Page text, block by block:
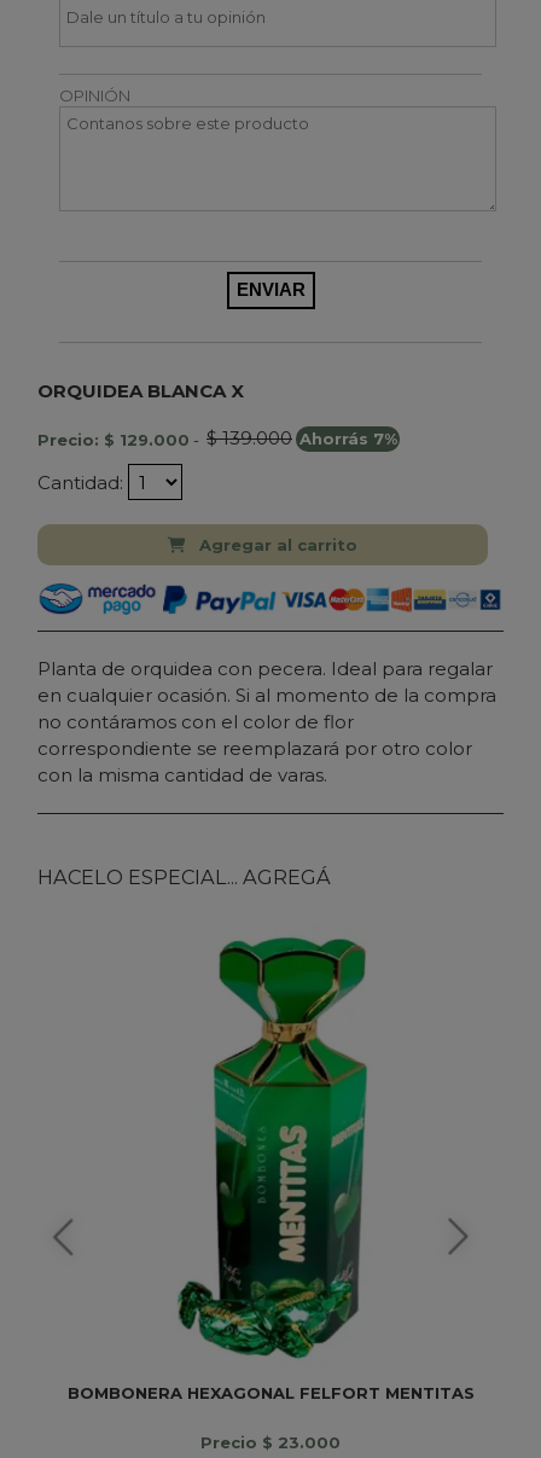
OPINIÓN
ORQUIDEA BLANCA X
Precio: $ 129.000 - $ 139.000 Ahorrás 7%
Cantidad:
Agregar al carrito
Planta de orquidea con pecera. Ideal para regalar
en cualquier ocasión. Si al momento de la compra
no contáramos con el color de flor
correspondiente se reemplazará por otro color
con la misma cantidad de varas.
HACELO ESPECIAL... AGREGÁ
BOMBONERA HEXAGONAL FELFORT MENTITAS
Precio $ 23.000